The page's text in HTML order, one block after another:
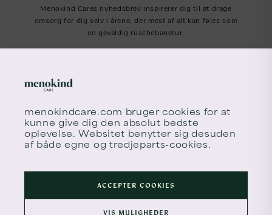
menokindcare.com bruger cookies for at
kunne give dig den absolut bedste
oplevelse. Websitet benytter sig desuden
af både egne og tredjeparts-cookies.
ACCEPTER COOKIES
VIS MULIGHEDER
Menokind Cares nyhedsbrev inspirerer dig til at drage
omsorg for dig selv i årene, der mest af alt kan føles som
en gevaldig ruschebanetur.
Tilmeld meno times